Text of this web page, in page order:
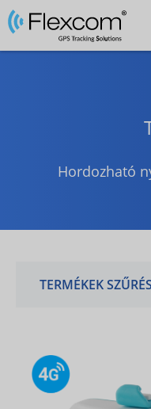
Hordozható
TERMÉKEK